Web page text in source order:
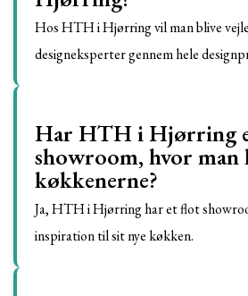
Hos HTH i Hjørring vil man blive
designeksperter gennem hele
Har HTH i Hjørring
showroom, hvor man
køkkenerne?
Ja, HTH i Hjørring har et flot
inspiration til sit nye køkken.